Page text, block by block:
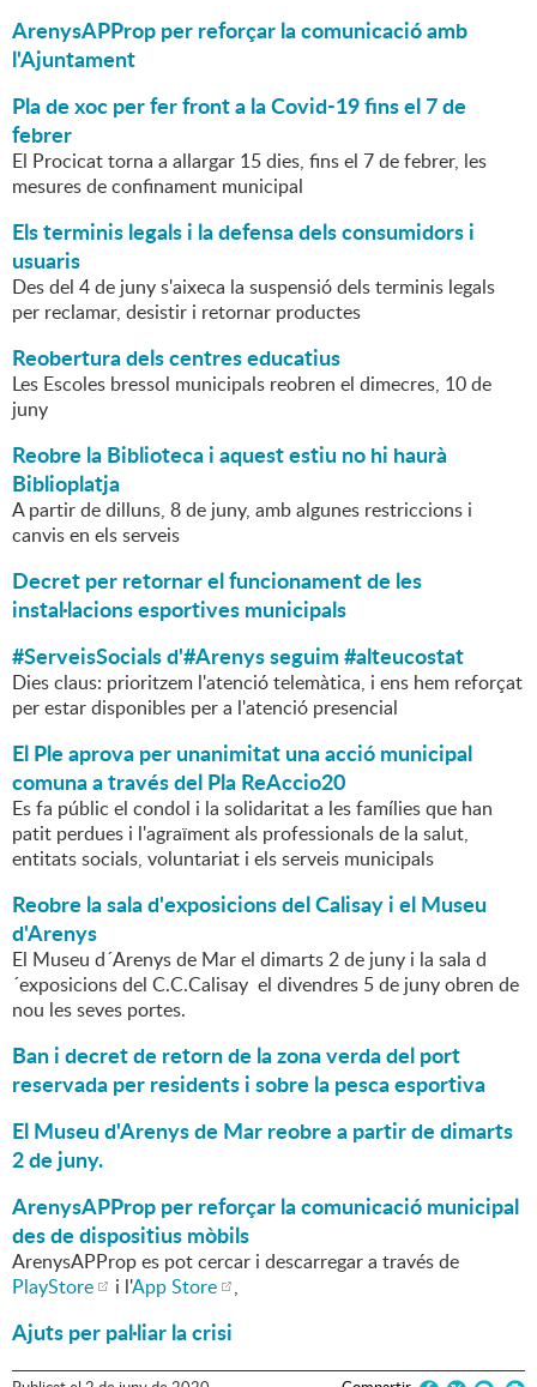
ArenysAPProp per reforçar la comunicació amb
l'Ajuntament
Pla de xoc per fer front a la Covid-19 fins el 7 de
febrer
El Procicat torna a allargar 15 dies, fins el 7 de febrer, les
mesures de confinament municipal
Els terminis legals i la defensa dels consumidors i
usuaris
Des del 4 de juny s'aixeca la suspensió dels terminis legals
per reclamar, desistir i retornar productes
Reobertura dels centres educatius
Les Escoles bressol municipals reobren el dimecres, 10 de
juny
Reobre la Biblioteca i aquest estiu no hi haurà
Biblioplatja
A partir de dilluns, 8 de juny, amb algunes restriccions i
canvis en els serveis
Decret per retornar el funcionament de les
instal·lacions esportives municipals
#ServeisSocials d'#Arenys seguim #alteucostat
Dies claus: prioritzem l'atenció telemàtica, i ens hem reforçat
per estar disponibles per a l'atenció presencial
El Ple aprova per unanimitat una acció municipal
comuna a través del Pla ReAccio20
Es fa públic el condol i la solidaritat a les famílies que han
patit perdues i l'agraïment als professionals de la salut,
entitats socials, voluntariat i els serveis municipals
Reobre la sala d'exposicions del Calisay i el Museu
d'Arenys
El Museu d´Arenys de Mar el dimarts 2 de juny i la sala d
´exposicions del C.C.Calisay el divendres 5 de juny obren de
nou les seves portes.
Ban i decret de retorn de la zona verda del port
reservada per residents i sobre la pesca esportiva
El Museu d'Arenys de Mar reobre a partir de dimarts
2 de juny.
ArenysAPProp per reforçar la comunicació municipal
des de dispositius mòbils
ArenysAPProp es pot cercar i descarregar a través de
PlayStore
i l'App Store ,
Ajuts per pal·liar la crisi